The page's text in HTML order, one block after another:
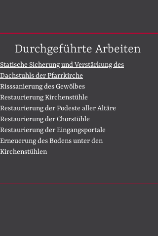
Durchgeführte Arbeiten
Statische Sicherung und Verstärkung des
Dachstuhls der Pfarrkirche
Risssanierung des Gewölbes
Restaurierung Kirchenstühle
Restaurierung der Podeste aller Altäre
Restaurierung der Chorstühle
Restaurierung der Eingangsportale
Erneuerung des Bodens unter den
Kirchenstühlen